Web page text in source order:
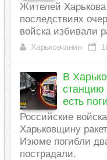
Жителей
последствиях
войска избивали
Харьковчанин
В
станцию
есть
Российские
Харьковщину
Изюме погибли
пострадали.